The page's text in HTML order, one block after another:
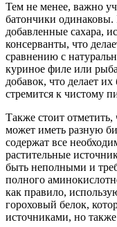
Тем не менее, важно
батончики одинаковы.
добавленные сахара,
консерванты, что
сравнению с
куриное филе или
добавок, что делает
стремится к чистому
Также стоит
может иметь разную
содержат все
растительные
быть неполными и
полного
как правило,
гороховый белок,
источниками, но